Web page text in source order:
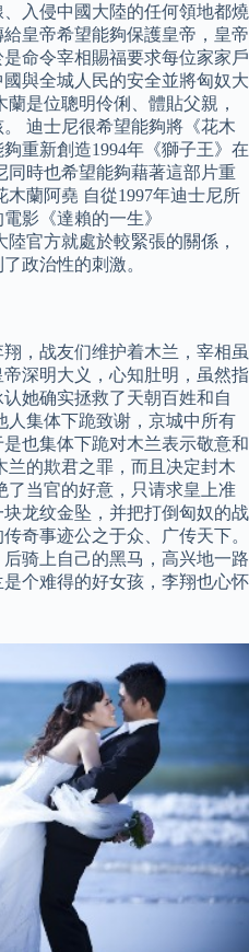
入侵中國大陸的任何領地都燒
皇帝希望能夠保護皇帝，皇帝
命令宰相賜福要求每位家家戶
與全城人民的安全並將匈奴大
是位聰明伶俐、體貼父親，
迪士尼很希望能夠將《花木
重新創造1994年《獅子王》在
同時也希望能夠藉著這部片重
蘭阿堯 自從1997年迪士尼所
影《達賴的一生》
陸官方就處於較緊張的關係，
政治性的刺激。
，战友们维护着木兰，宰相虽
深明大义，心知肚明，虽然指
她确实拯救了天朝百姓和自
人集体下跪致谢，京城中所有
也集体下跪对木兰表示敬意和
兰的欺君之罪，而且决定封木
了当官的好意，只请求皇上准
龙纹金坠，并把打倒匈奴的战
奇事迹公之于众、广传天下。
骑上自己的黑马，高兴地一路
个难得的好女孩，李翔也心怀